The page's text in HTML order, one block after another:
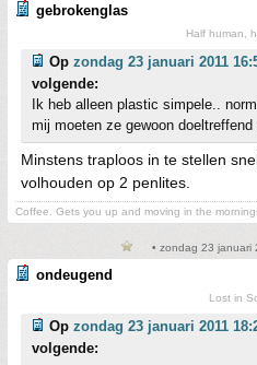
gebrokenglas
Half human,
Op zondag 23 januari 2011
volgende:
Ik heb alleen plastic simpele..
mij moeten ze gewoon doeltreffend
Minstens traploos in te stellen
volhouden op 2 penlites.
Coffee. Gets you up and moving in the
• zondag 23 januari
ondeugend
Lost in
Op zondag 23 januari 2011
volgende: